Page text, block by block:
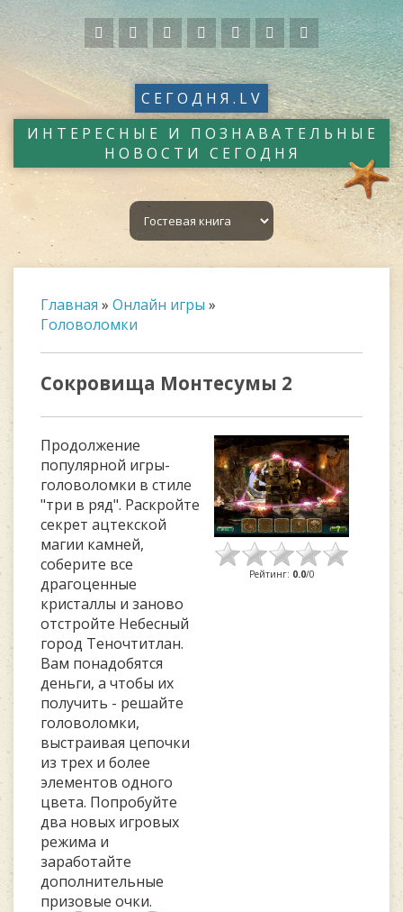
СЕГОДНЯ.LV
ИНТЕРЕСНЫЕ И ПОЗНАВАТЕЛЬНЫЕ
НОВОСТИ СЕГОДНЯ
Главная » Онлайн игры »
Головоломки
Сокровища Монтесумы 2
Продолжение
популярной игры-
головоломки в стиле
"три в ряд". Раскройте
секрет ацтекской
магии камней,
соберите все
драгоценные
кристаллы и заново
отстройте Небесный
город Теночтитлан.
Вам понадобятся
деньги, а чтобы их
получить - решайте
головоломки,
выстраивая цепочки
из трех и более
элементов одного
цвета. Попробуйте
два новых игровых
режима и
заработайте
дополнительные
призовые очки.
Рейтинг: 0.0/0